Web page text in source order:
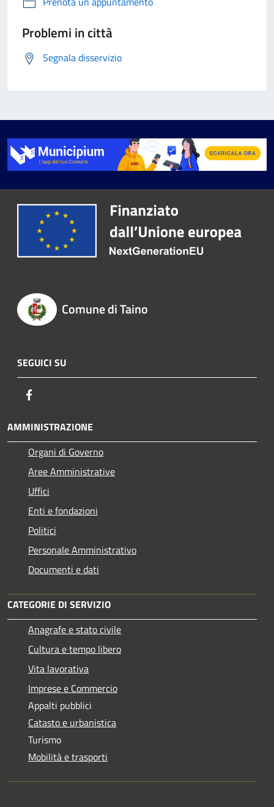
Problemi in città
Segnala disservizio
Comune di Taino
SEGUICI SU
AMMINISTRAZIONE
Organi di Governo
Aree Amministrative
Uffici
Enti e fondazioni
Politici
Personale Amministrativo
Documenti e dati
CATEGORIE DI SERVIZIO
Anagrafe e stato civile
Cultura e tempo libero
Vita lavorativa
Imprese e Commercio
Appalti pubblici
Catasto e urbanistica
Turismo
Mobilità e trasporti